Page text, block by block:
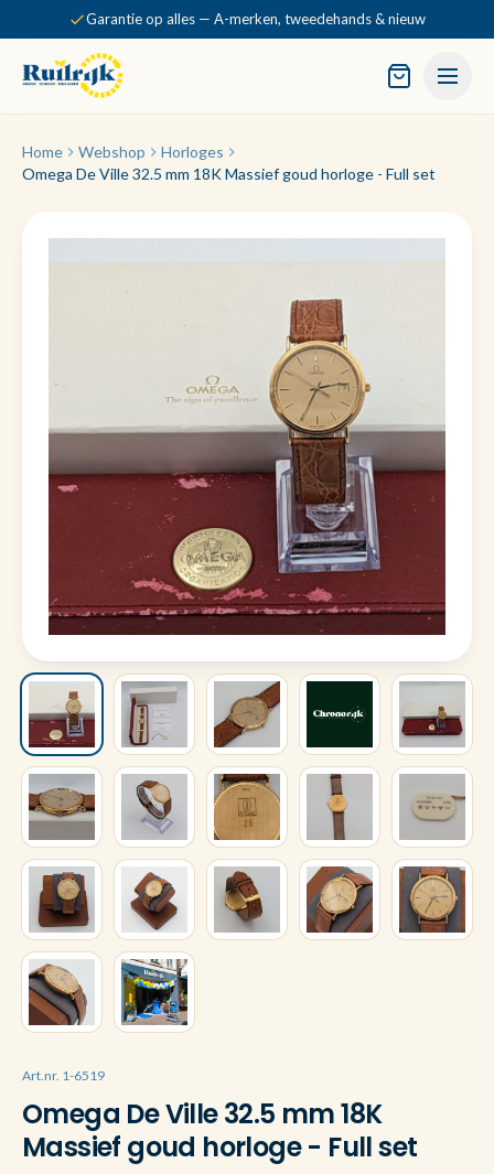
Garantie op alles — A-merken, tweedehands & nieuw
Home Webshop
Horloges
Omega De Ville 32.5 mm 18K Massief goud horloge - Full set
Art.nr. 1-6519
Omega De Ville 32.5 mm 18K
Massief goud horloge - Full set